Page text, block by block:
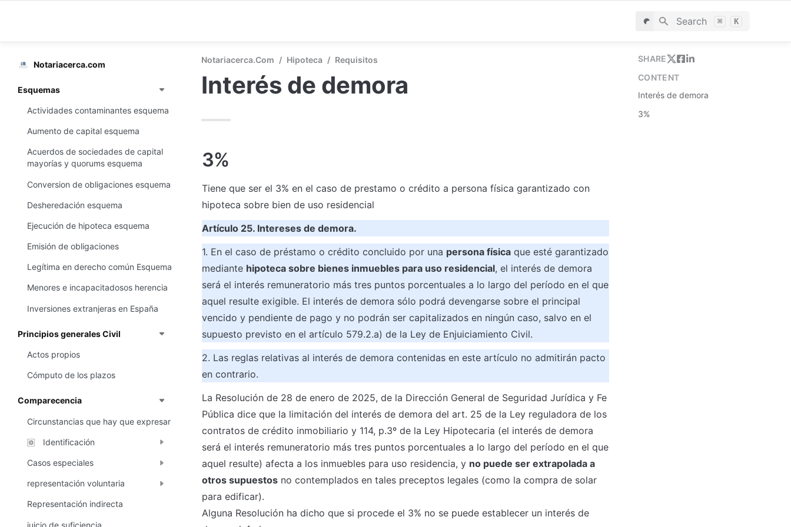
Search ⌘ K
Notariacerca.com
Esquemas
Actividades contaminantes esquema
Aumento de capital esquema
Acuerdos de sociedades de capital
mayorías y quorums esquema
Conversion de obligaciones esquema
Desheredación esquema
Ejecución de hipoteca esquema
Emisión de obligaciones
Legítima en derecho común Esquema
Menores e incapacitadosos herencia
Inversiones extranjeras en España
Principios generales Civil
Actos propios
Cómputo de los plazos
Comparecencia
Circunstancias que hay que expresar
🆔 Identificación
Casos especiales
representación voluntaria
Representación indirecta
juicio de suficiencia
Notariacerca.com / Hipoteca / Requisitos
Interés de demora
3%
Tiene que ser el 3% en el caso de prestamo o crédito a persona física garantizado con
hipoteca sobre bien de uso residencial
Artículo 25. Intereses de demora.
1. En el caso de préstamo o crédito concluido por una persona física que esté garantizado
mediante hipoteca sobre bienes inmuebles para uso residencial, el interés de demora
será el interés remuneratorio más tres puntos porcentuales a lo largo del período en el que
aquel resulte exigible. El interés de demora sólo podrá devengarse sobre el principal
vencido y pendiente de pago y no podrán ser capitalizados en ningún caso, salvo en el
supuesto previsto en el artículo 579.2.a) de la Ley de Enjuiciamiento Civil.
2. Las reglas relativas al interés de demora contenidas en este artículo no admitirán pacto
en contrario.
La Resolución de 28 de enero de 2025, de la Dirección General de Seguridad Jurídica y Fe
Pública dice que la limitación del interés de demora del art. 25 de la Ley reguladora de los
contratos de crédito inmobiliario y 114, p.3º de la Ley Hipotecaria (el interés de demora
será el interés remuneratorio más tres puntos porcentuales a lo largo del período en el que
aquel resulte) afecta a los inmuebles para uso residencia, y no puede ser extrapolada a
otros supuestos no contemplados en tales preceptos legales (como la compra de solar
para edificar).
Alguna Resolución ha dicho que si procede el 3% no se puede establecer un interés de
SHARE
CONTENT
Interés de demora
3%